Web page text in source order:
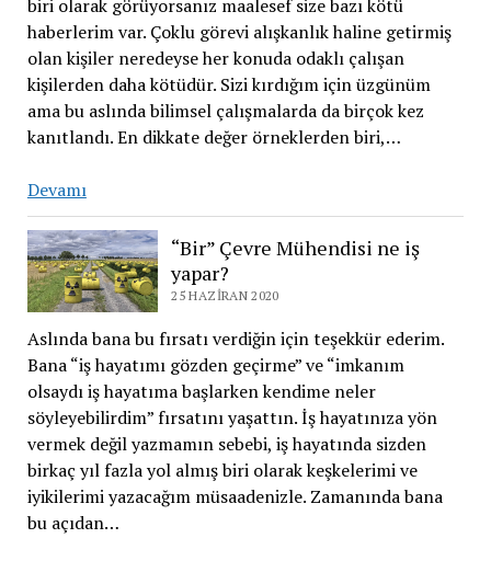
biri olarak görüyorsanız maalesef size bazı kötü
haberlerim var. Çoklu görevi alışkanlık haline getirmiş
olan kişiler neredeyse her konuda odaklı çalışan
kişilerden daha kötüdür. Sizi kırdığım için üzgünüm
ama bu aslında bilimsel çalışmalarda da birçok kez
kanıtlandı. En dikkate değer örneklerden biri,…
Devamı
“Bir” Çevre Mühendisi ne iş
yapar?
25 HAZIRAN 2020
Aslında bana bu fırsatı verdiğin için teşekkür ederim.
Bana “iş hayatımı gözden geçirme” ve “imkanım
olsaydı iş hayatıma başlarken kendime neler
söyleyebilirdim” fırsatını yaşattın. İş hayatınıza yön
vermek değil yazmamın sebebi, iş hayatında sizden
birkaç yıl fazla yol almış biri olarak keşkelerimi ve
iyikilerimi yazacağım müsaadenizle. Zamanında bana
bu açıdan…